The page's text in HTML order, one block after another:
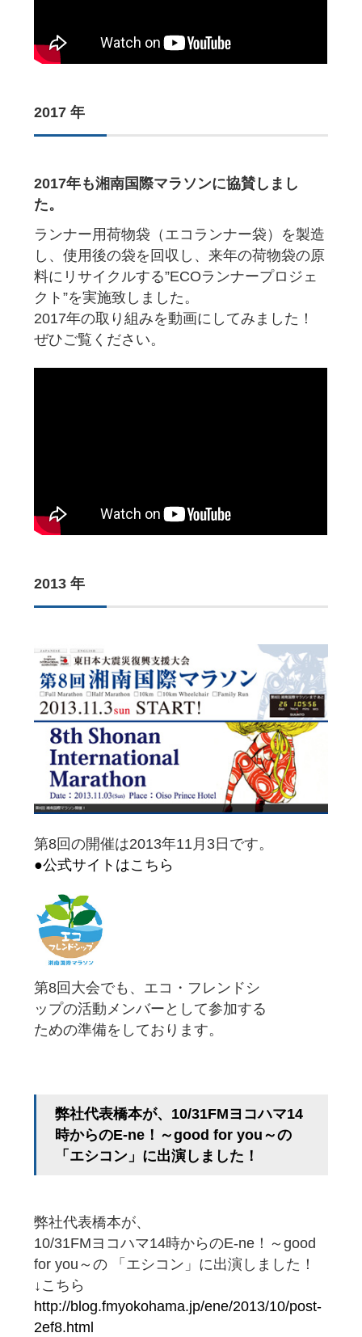
2017 年
2017年も湘南国際マラソンに協賛しまし
た。
ランナー用荷物袋（エコランナー袋）を製造
し、使用後の袋を回収し、来年の荷物袋の原
料にリサイクルする”ECOランナープロジェ
クト”を実施致しました。
2017年の取り組みを動画にしてみました！
ぜひご覧ください。
2013 年
第8回の開催は2013年11月3日です。
●公式サイトはこちら
第8回大会でも、エコ・フレンドシ
ップの活動メンバーとして参加する
ための準備をしております。
弊社代表橋本が、10/31FMヨコハマ14
時からのE-ne！～good for you～の
「エシコン」に出演しました！
弊社代表橋本が、
10/31FMヨコハマ14時からのE-ne！～good
for you～の 「エシコン」に出演しました！
↓こちら
http://blog.fmyokohama.jp/ene/2013/10/post-
2ef8.html